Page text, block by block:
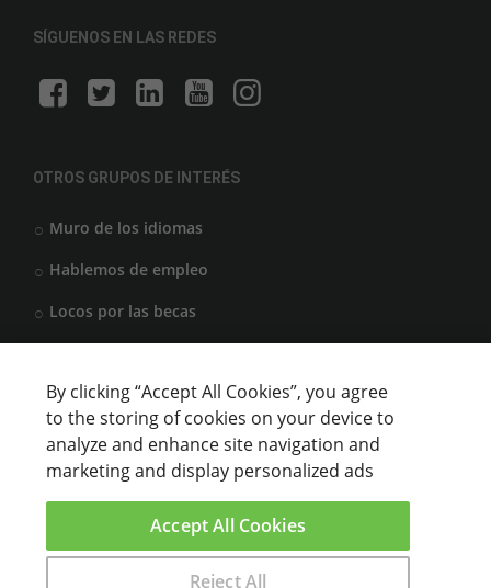
SÍGUENOS EN LAS REDES
OTROS GRUPOS DE INTERÉS
Muro de los idiomas
Hablemos de empleo
Locos por las becas
CENTROS DE FORMACIÓN
Anunciar cursos
USUARIOS
Aviso legal
By clicking “Accept All Cookies”, you agree
to the storing of cookies on your device to
analyze and enhance site navigation and
marketing and display personalized ads
Reject All
Accept All Cookies